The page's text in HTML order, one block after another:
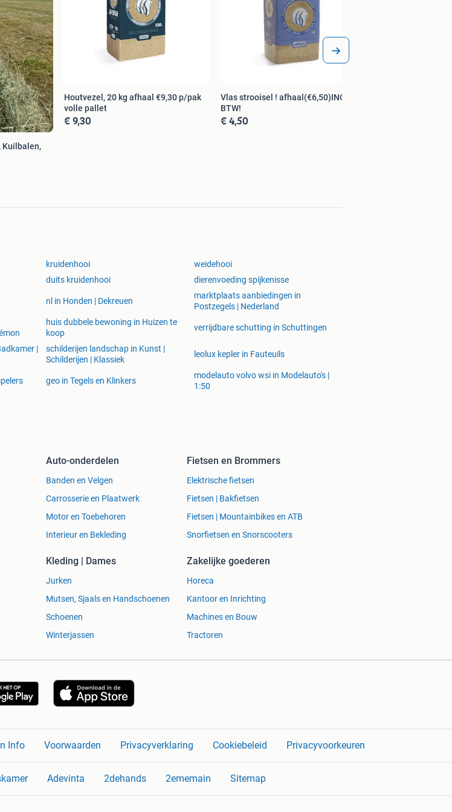
partijen onder de 10%suiker,
en grootgebruiker.
Kuilbalen,
Houtvezel, 20 kg afhaal €9,30 p/pak
volle pallet
€ 9,30
Vlas strooisel ! afhaal(€6,50)INCL
BTW!
€ 4,50
kruidenhooi
weidehooi
duits kruidenhooi dierenvoeding spijkenisse
nl in Honden | Dekreuen
marktplaats aanbiedingen in
Postzegels | Nederland
huis dubbele bewoning in Huizen te
koop
verrijdbare schutting in Schuttingen
|
schilderijen landschap in Kunst |
Schilderijen | Klassiek
leolux kepler in Fauteuils
geo in Tegels en Klinkers
modelauto volvo wsi in Modelauto's |
1:50
Auto-onderdelen
Banden en Velgen
Carrosserie en Plaatwerk
Motor en Toebehoren
Interieur en Bekleding
Fietsen en Brommers
Elektrische fietsen
Fietsen | Bakfietsen
Fietsen | Mountainbikes en ATB
Snorfietsen en Snorscooters
Kleding | Dames
Jurken
Mutsen, Sjaals en Handschoenen
Schoenen
Winterjassen
Zakelijke goederen
Horeca
Kantoor en Inrichting
Machines en Bouw
Tractoren
Info Voorwaarden Privacyverklaring Cookiebeleid Privacyvoorkeuren
Adevinta 2dehands 2ememain Sitemap